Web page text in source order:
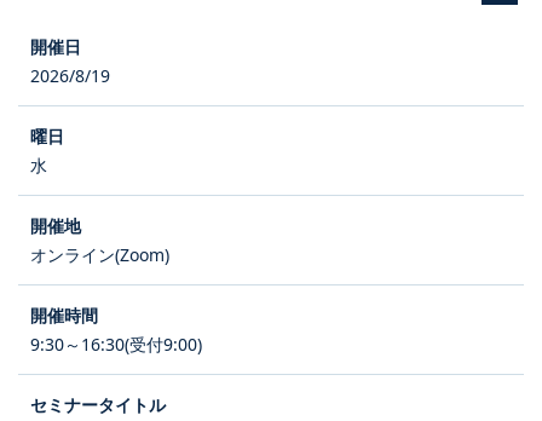
2026/8/19
水
オンライン(Zoom)
9:30～16:30(受付9:00)